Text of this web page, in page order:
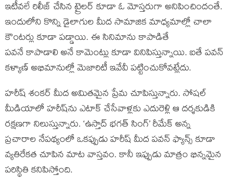
ఇటీవలే రిలీజ్ చేసిన ట్రైలర్ కూడా ఓ మోస్తరుగా అనిపించిందంతే.
ఇందులోని కొన్ని డైలాగుల మీద సామాజిక మాధ్యమాల్లో చాలా
కౌంటర్లు కూడా పడ్డాయి. ఈ సినిమాను కాపాడితే
పవనే కాపాడాలి అనే కామెంట్లు కూడా వినిపిస్తున్నాయి. ఐతే పవన్
కళ్యాణ్ అభిమానుల్లో మెజారిటీ ఇవేవీ పట్టించుకోవట్లేదు.
హరీష్ శంకర్ మీద అమితమైన ప్రేమ చూపిస్తున్నారు. సోషల్
మీడియాలో హరీష్‌ను ఎటాక్ చేసేవాళ్లకు ఎదురెళ్లి ఆ దర్శకుడికి
రక్షణగా నిలుస్తున్నారు. ‘ఉస్తాద్ భగత్ సింగ్’ రీమేక్ అన్న
ప్రచారాల నేపథ్యంలో ఒకప్పుడు హరీష్ మీద పవన్ ఫ్యాన్స్ కూడా
వ్యతిరేకత చూపిన మాట వాస్తవం. కానీ ఇప్పుడు మాత్రం భిన్నమైన
పరిస్థితి కనిపిస్తోంది.